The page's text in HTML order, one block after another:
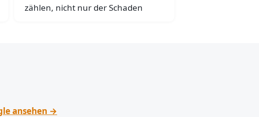
zählen, nicht nur der Schaden
ansehen →